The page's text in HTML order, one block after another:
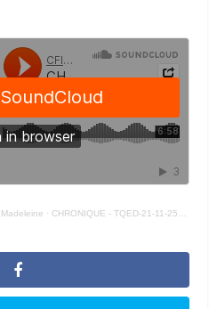
· CHRONIQUE - TQED-21-11-25-POLY -